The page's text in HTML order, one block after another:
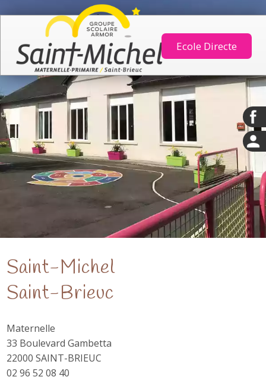
Ecole Directe
Saint-Michel
Saint-Brieuc
Maternelle
33 Boulevard Gambetta
22000 SAINT-BRIEUC
02 96 52 08 40